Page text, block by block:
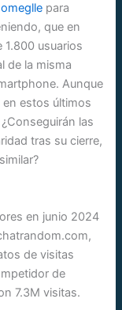
omeglle para
que en
usuarios
de la misma
Aunque
estos últimos
las
tras su cierre,
en junio 2024
de visitas
de
7.3M visitas.